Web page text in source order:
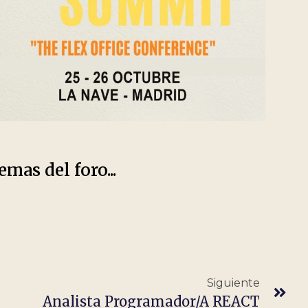
del foro...
Siguiente
Analista Programador/a REACT